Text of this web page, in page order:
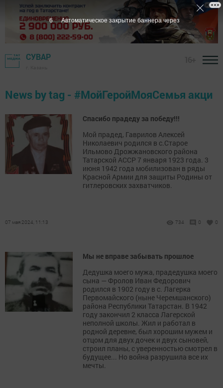
СУВАР
News by tag - #МойГеройМояСемья акци
Спасибо прадеду за победу!!!
Мой прадед, Гаврилов Алексей
Николаевич родился в с.Старое
Ильмово Дрожжановского района
Татарской АССР 7 января 1923 года. 3
июня 1942 года мобилизован в ряды
Красной Армии для защиты Родины от
гитлеровских захватчиков.
07 мая 2024, 11:13 734 0 0
Мы не вправе забывать прошлое
Дедушка моего мужа, прадедушка моего
сына — Фролов Иван Федорович
родился в 1902 году в с. Лагерка
Первомайского (ныне Черемшанского)
района Республики Татарстан. В 1942
году закончил 2 класса Лагерской
неполной школы. Жил и работал в
родной деревне, был хорошим мужем и
отцом для двух дочек и двух сыновей,
строил планы, с уверенностью смотрел в
будущее... Но война разрушила все их
мечты.
6 Автоматическое закрытие баннера через